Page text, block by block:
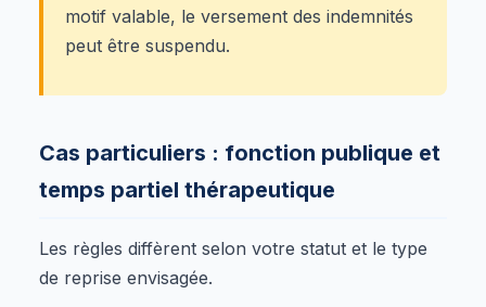
motif valable, le versement des indemnités
peut être suspendu.
Cas particuliers : fonction publique et
temps partiel thérapeutique
Les règles diffèrent selon votre statut et le type
de reprise envisagée.